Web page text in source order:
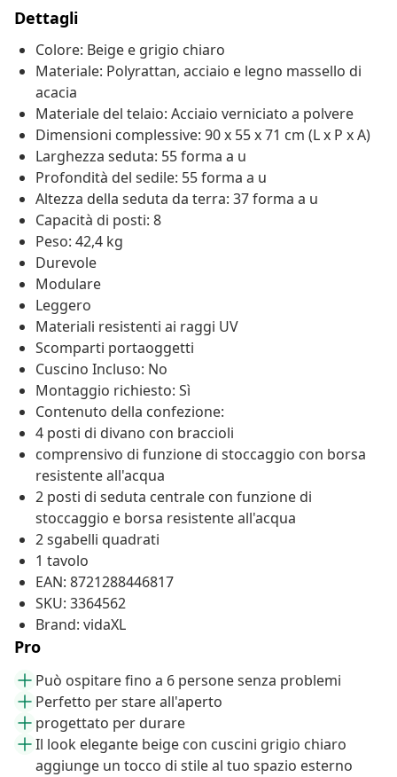
Dettagli
Colore: Beige e grigio chiaro
Materiale: Polyrattan, acciaio e legno massello di
acacia
Materiale del telaio: Acciaio verniciato a polvere
Dimensioni complessive: 90 x 55 x 71 cm (L x P x A)
Larghezza seduta: 55 forma a u
Profondità del sedile: 55 forma a u
Altezza della seduta da terra: 37 forma a u
Capacità di posti: 8
Peso: 42,4 kg
Durevole
Modulare
Leggero
Materiali resistenti ai raggi UV
Scomparti portaoggetti
Cuscino Incluso: No
Montaggio richiesto: Sì
Contenuto della confezione:
4 posti di divano con braccioli
comprensivo di funzione di stoccaggio con borsa
resistente all'acqua
2 posti di seduta centrale con funzione di
stoccaggio e borsa resistente all'acqua
2 sgabelli quadrati
1 tavolo
EAN: 8721288446817
SKU: 3364562
Brand: vidaXL
Pro
Può ospitare fino a 6 persone senza problemi
Perfetto per stare all'aperto
progettato per durare
Il look elegante beige con cuscini grigio chiaro
aggiunge un tocco di stile al tuo spazio esterno